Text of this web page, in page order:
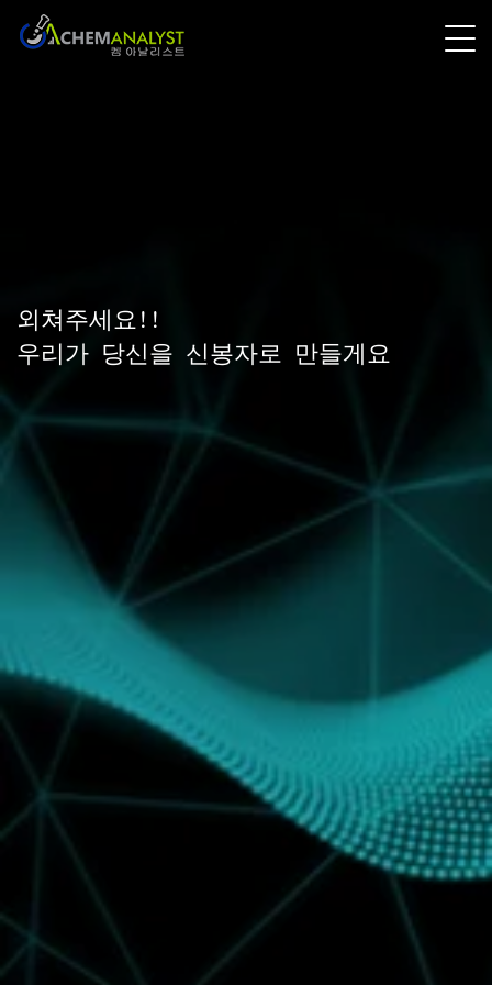
외쳐주세요!!
우리가 당신을 신봉자로 만들게요